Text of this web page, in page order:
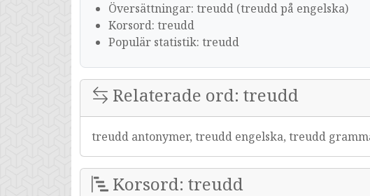
Översättningar: treudd (treudd på engelska)
Korsord: treudd
Populär statistik: treudd
Relaterade ord: treudd
treudd antonymer, treudd engelska, treudd
Korsord: treudd